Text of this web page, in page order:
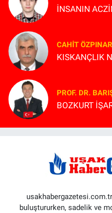
İNSANIN
CAHIT ÖZPINAR
KISKANÇLIK
PROF. DR.
BOZKURT
buluştururken, sadelik ve